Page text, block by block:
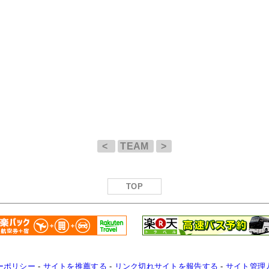
< TEAM >
TOP
ポリシー - サイトを推薦する - リンク切れサイトを報告する - サイト管理